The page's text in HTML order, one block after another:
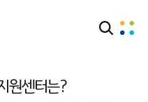
원센터는?